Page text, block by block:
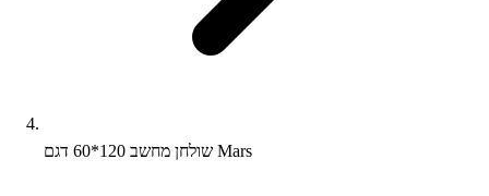
שולחן מחשב 120*60 דגם Mars